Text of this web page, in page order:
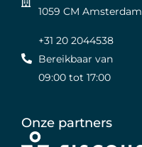
1059 CM Amsterdam
+31 20 2044538
Bereikbaar van
09:00 tot 17:00
Onze partners